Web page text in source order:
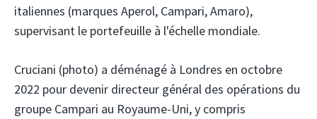
italiennes (marques Aperol, Campari, Amaro),
supervisant le portefeuille à l'échelle mondiale.
Cruciani (photo) a déménagé à Londres en octobre
2022 pour devenir directeur général des opérations du
groupe Campari au Royaume-Uni, y compris